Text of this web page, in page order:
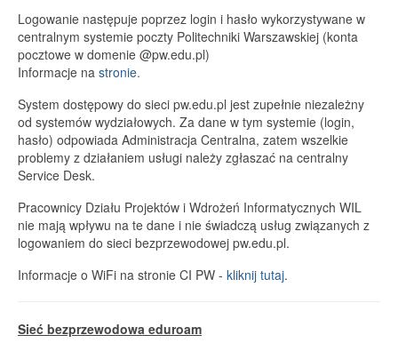
Logowanie następuje poprzez login i hasło wykorzystywane w
centralnym systemie poczty Politechniki Warszawskiej (konta
pocztowe w domenie @pw.edu.pl)
Informacje na stronie.
System dostępowy do sieci pw.edu.pl jest zupełnie niezależny
od systemów wydziałowych. Za dane w tym systemie (login,
hasło) odpowiada Administracja Centralna, zatem wszelkie
problemy z działaniem usługi należy zgłaszać na centralny
Service Desk.
Pracownicy Działu Projektów i Wdrożeń Informatycznych WIL
nie mają wpływu na te dane i nie świadczą usług związanych z
logowaniem do sieci bezprzewodowej pw.edu.pl.
Informacje o WiFi na stronie CI PW - kliknij tutaj.
Sieć bezprzewodowa eduroam